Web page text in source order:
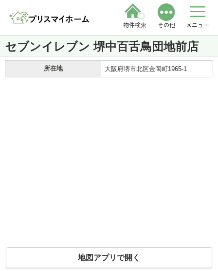
物件検索 その他 メニュー
セブンイレブン 堺中百舌鳥団地前店
所在地 大阪府堺市北区金岡町1965-1
地図アプリで開く